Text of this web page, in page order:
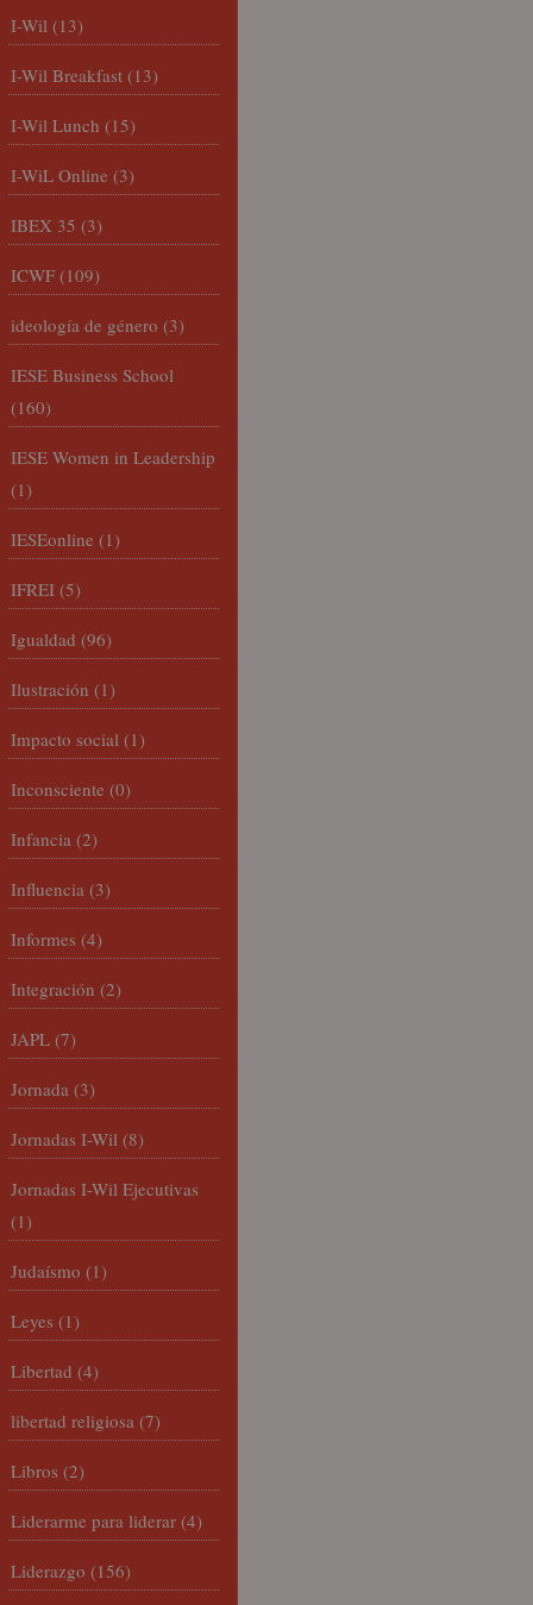
I-Wil (13)
I-Wil Breakfast (13)
I-Wil Lunch (15)
I-WiL Online (3)
IBEX 35 (3)
ICWF (109)
ideología de género (3)
IESE Business School
(160)
IESE Women in Leadership
(1)
IESEonline (1)
IFREI (5)
Igualdad (96)
Ilustración (1)
Impacto social (1)
Inconsciente (0)
Infancia (2)
Influencia (3)
Informes (4)
Integración (2)
JAPL (7)
Jornada (3)
Jornadas I-Wil (8)
Jornadas I-Wil Ejecutivas
(1)
Judaísmo (1)
Leyes (1)
Libertad (4)
libertad religiosa (7)
Libros (2)
Liderarme para liderar (4)
Liderazgo (156)